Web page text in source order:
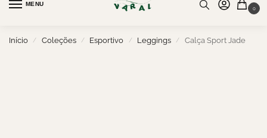
MENU
0
Início / Coleções / Esportivo / Leggings / Calça Sport Jade